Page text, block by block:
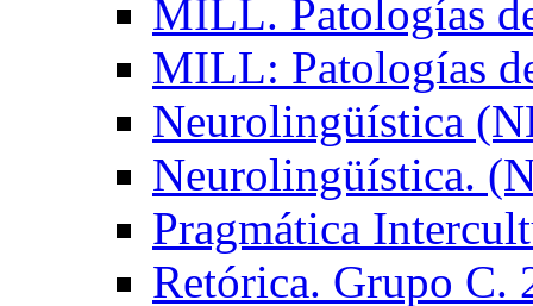
MILL. Patologías
MILL: Patologías
Neurolingüística
Neurolingüística.
Pragmática
Retórica. Grupo C.